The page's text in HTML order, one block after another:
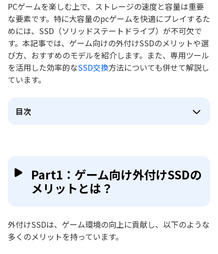
PCゲームを楽しむ上で、ストレージの速度と容量は重要
な要素です。特に大容量のpcゲームを快適にプレイするた
めには、SSD（ソリッドステートドライブ）が不可欠で
す。本記事では、ゲーム向けの外付けSSDのメリットや選
び方、おすすめのモデルを紹介します。また、専用ツール
を活用した効率的なSSD交換方法についても併せて解説し
ています。
目次
Part1：ゲーム向け外付けSSDの
メリットとは？
外付けSSDは、ゲーム環境の向上に貢献し、以下のような
多くのメリットを持っています。